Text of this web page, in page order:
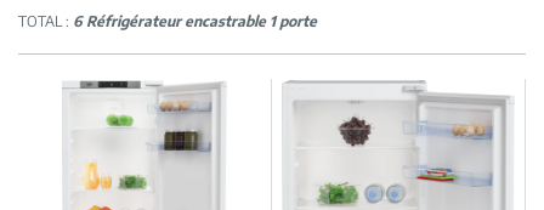
TOTAL : 6 Réfrigérateur encastrable 1 porte